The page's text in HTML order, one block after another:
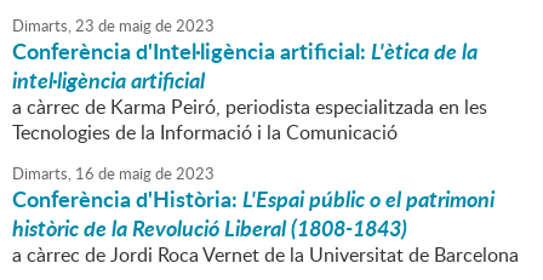
Dimarts,23 de maigde2023
Conferència d'Intel·ligència artificial:L'ètica de la
intel·ligència artificial
a càrrec de Karma Peiró, periodista especialitzada en les
Tecnologies de la Informació i la Comunicació
Dimarts, 16 de maigde2023
Conferència d'Història:L'Espai públic o el patrimoni
històric de la Revolució Liberal (1808-1843)
a càrrec de Jordi Roca Vernet de la Universitat de Barcelona